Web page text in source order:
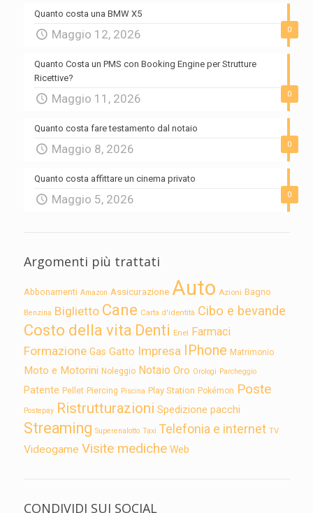
0
Quanto costa una BMW X5
Maggio 12, 2026
0
Quanto Costa un PMS con Booking Engine per Strutture
Ricettive?
Maggio 11, 2026
0
Quanto costa fare testamento dal notaio
Maggio 8, 2026
0
Quanto costa affittare un cinema privato
Maggio 5, 2026
Argomenti più trattati
Abbonamenti Amazon Assicurazione Auto Azioni Bagno
Benzina Biglietto Cane Carta d'identità Cibo e bevande
Costo della vita Denti Enel Farmaci
Formazione Gas Gatto Impresa IPhone Matrimonio
Moto e Motorini Noleggio Notaio Oro Orologi Parcheggio
Patente Pellet Piercing Piscina Play Station Pokémon Poste
Postepay Ristrutturazioni Spedizione pacchi
Streaming Superenalotto Taxi Telefonia e internet TV
Videogame Visite mediche Web
CONDIVIDI SUI SOCIAL